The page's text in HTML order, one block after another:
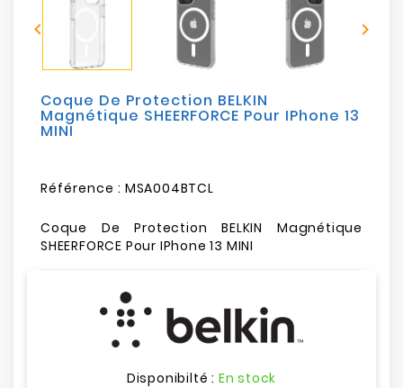
Mobilités
 
Coque De Protection BELKIN
Magnétique SHEERFORCE Pour IPhone 13
MINI
Référence : MSA004BTCL
Coque De Protection BELKIN Magnétique
SHEERFORCE Pour IPhone 13 MINI
Disponibilté : En stock